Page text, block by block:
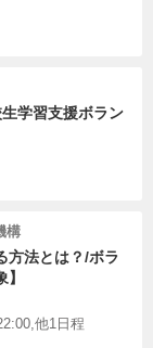
学習支援ボラン
構
方法とは？/ボラ
他1日程